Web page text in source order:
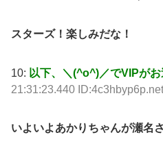
スターズ！楽しみだな！
10: 以下、＼(^o^)／でVIPが
21:31:23.440 ID:4c3hbyp6p.net
いよいよあかりちゃんが瀬名